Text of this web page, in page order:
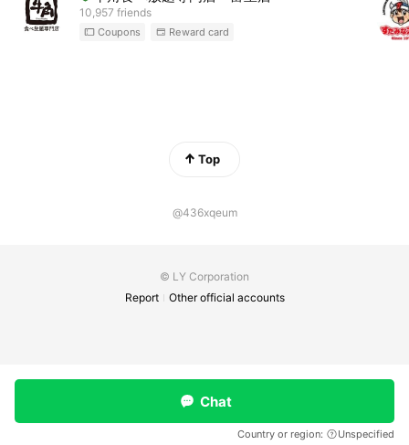
10,957 friends
Coupons Reward card
Top
@436xqeum
© LY Corporation
Report
Other official accounts
Chat
Country or region: Unspecified